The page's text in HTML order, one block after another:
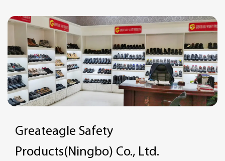
Greateagle Safety
Products(Ningbo) Co., Ltd.